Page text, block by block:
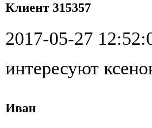
Клиент 315357
2017-05-27
интересуют
Иван